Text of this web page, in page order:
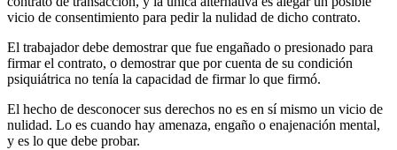
vicio de consentimiento para pedir la nulidad de dicho contrato.
El trabajador debe demostrar que fue engañado o presionado para
firmar el contrato, o demostrar que por cuenta de su condición
psiquiátrica no tenía la capacidad de firmar lo que firmó.
El hecho de desconocer sus derechos no es en sí mismo un vicio de
nulidad. Lo es cuando hay amenaza, engaño o enajenación mental,
y es lo que debe probar.